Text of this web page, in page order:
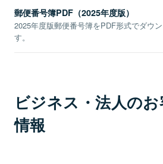
郵便番号簿PDF（2025年度版）
2025年度版郵便番号簿をPDF形式でダウ
す。
ビジネス・法人の
情報